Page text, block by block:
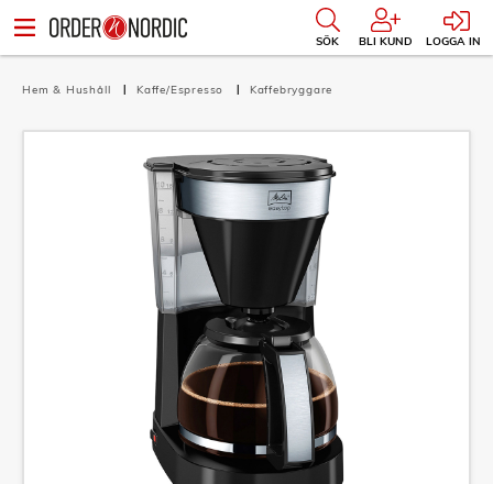
SÖK BLI KUND LOGGA IN
Hem & Hushåll Kaffe/Espresso Kaffebryggare